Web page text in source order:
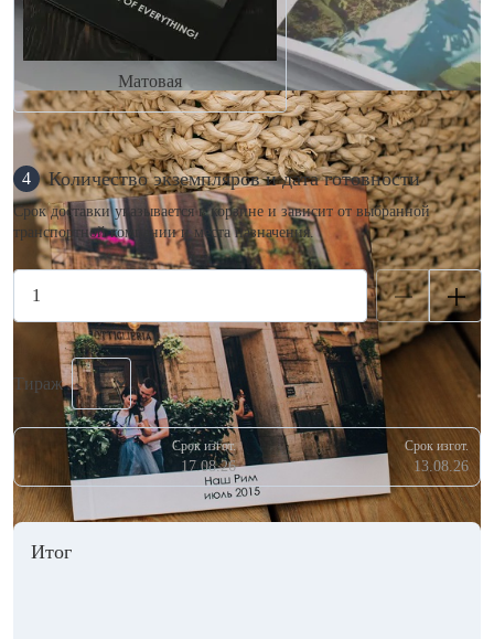
Матовая
4 Количество экземпляров и дата готовности
Срок доставки указывается в корзине и зависит от выбранной
транспортной компании и места назначения.
Тираж
Срок изгот.
17.08.26
Срок изгот.
13.08.26
Итог